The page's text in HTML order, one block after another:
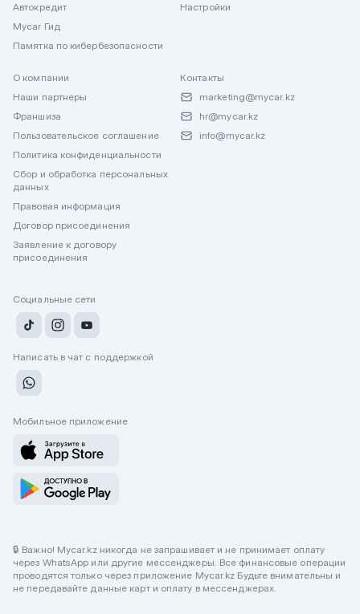
Автокредит
Mycar Гид
Памятка по кибербезопасности
Настройки
О компании
Наши партнеры
Франшиза
Пользовательское соглашение
Политика конфиденциальности
Сбор и обработка персональных
данных
Правовая информация
Договор присоединения
Заявление к договору
присоединения
Контакты
marketing@mycar.kz
hr@mycar.kz
info@mycar.kz
Социальные сети
Написать в чат с поддержкой
Мобильное приложение
🔒 Важно! Mycar.kz никогда не запрашивает и не принимает оплату
через WhatsApp или другие мессенджеры. Все финансовые операции
проводятся только через приложение Mycar.kz Будьте внимательны и
не передавайте данные карт и оплату в мессенджерах.